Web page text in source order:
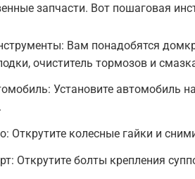
запчасти. Вот пошаговая
Вам понадобятся
очиститель тормозов и
Установите автомобиль
Открутите колесные гайки и
Открутите болты крепления